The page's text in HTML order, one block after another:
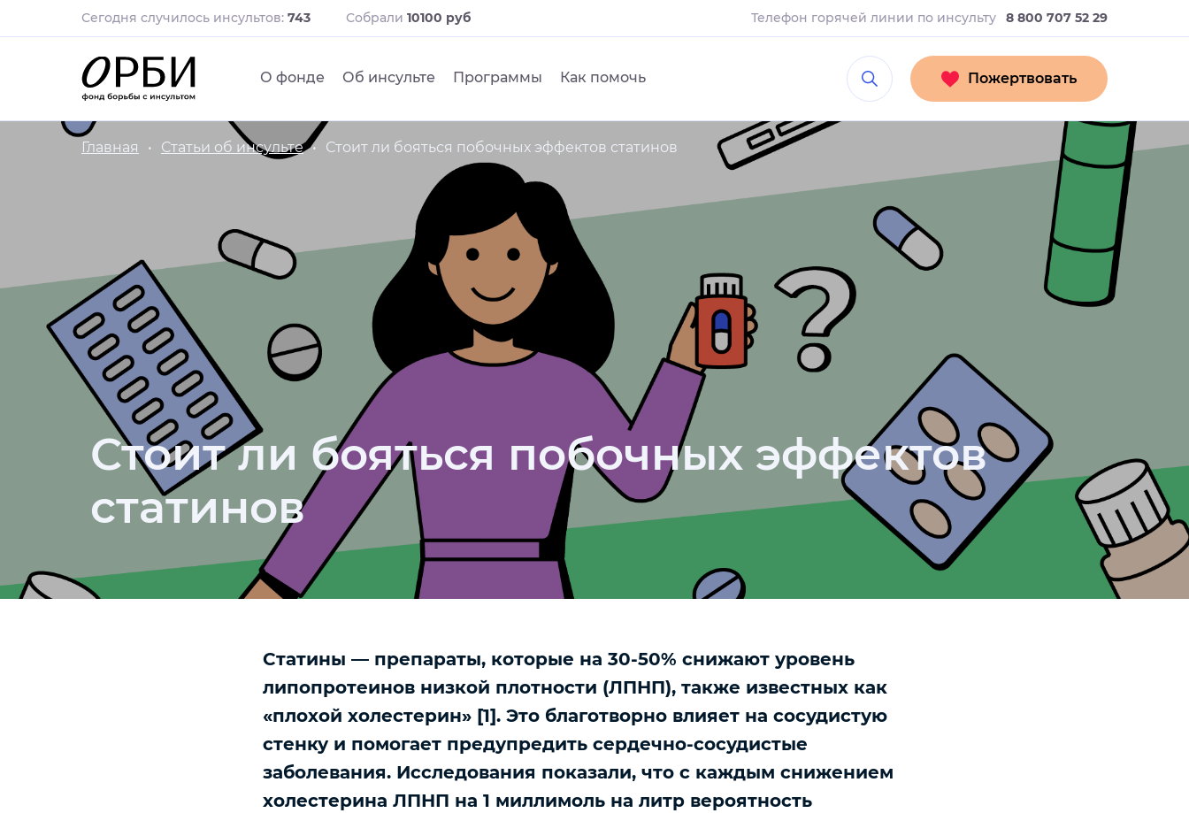
Сегодня случилось инсультов: 743 Собрали 10100 руб Телефон горячей линии по инсульту 8 800 707 52 29
О фонде Об инсульте Программы Как помочь Пожертвовать
Главная Статьи об инсульте Стоит ли бояться побочных эффектов статинов
Стоит ли бояться побочных эффектов
статинов
Статины — препараты, которые на 30-50% снижают уровень
липопротеинов низкой плотности (ЛПНП), также известных как
«плохой холестерин» [1]. Это благотворно влияет на сосудистую
стенку и помогает предупредить сердечно-сосудистые
заболевания. Исследования показали, что с каждым снижением
холестерина ЛПНП на 1 миллимоль на литр вероятность